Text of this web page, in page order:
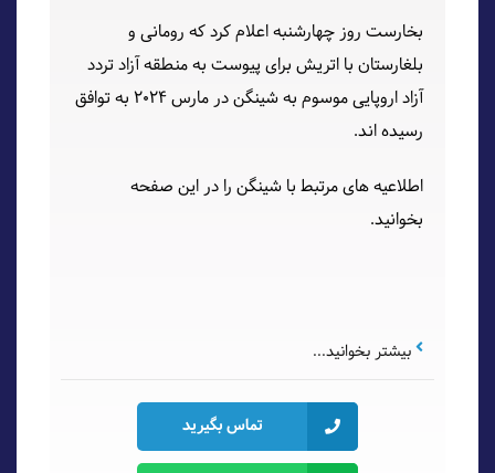
بخارست روز چهارشنبه اعلام کرد که رومانی و
بلغارستان با اتریش برای پیوست به منطقه آزاد تردد
آزاد اروپایی موسوم به شینگن در مارس 2024 به توافق
رسیده اند.
اطلاعیه های مرتبط با شینگن را در این صفحه
بخوانید.
بیشتر بخوانید...
تماس بگیرید